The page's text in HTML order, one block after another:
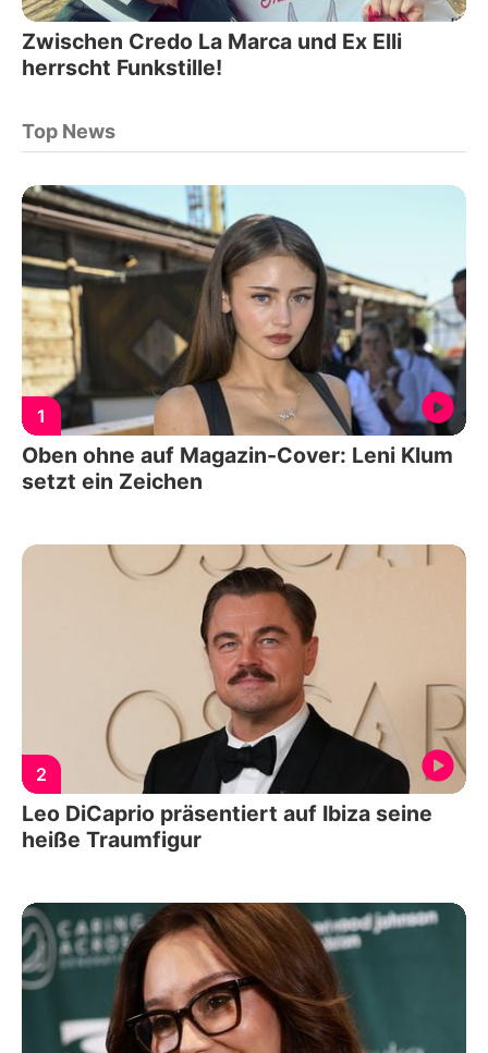
Zwischen Credo La Marca und Ex Elli
herrscht Funkstille!
Top News
1
Oben ohne auf Magazin-Cover: Leni Klum
setzt ein Zeichen
2
Leo DiCaprio präsentiert auf Ibiza seine
heiße Traumfigur